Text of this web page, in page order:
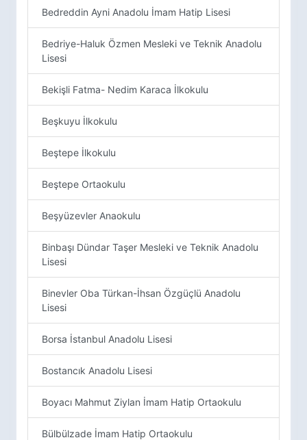
Bedreddin Ayni Anadolu İmam Hatip Lisesi
Bedriye-Haluk Özmen Mesleki ve Teknik Anadolu
Lisesi
Bekişli Fatma- Nedim Karaca İlkokulu
Beşkuyu İlkokulu
Beştepe İlkokulu
Beştepe Ortaokulu
Beşyüzevler Anaokulu
Binbaşı Dündar Taşer Mesleki ve Teknik Anadolu
Lisesi
Binevler Oba Türkan-İhsan Özgüçlü Anadolu
Lisesi
Borsa İstanbul Anadolu Lisesi
Bostancık Anadolu Lisesi
Boyacı Mahmut Ziylan İmam Hatip Ortaokulu
Bülbülzade İmam Hatip Ortaokulu